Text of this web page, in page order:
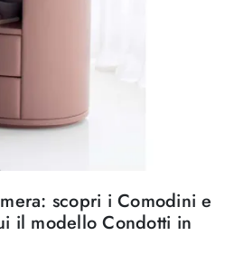
scopri i Comodini e
il modello Condotti in